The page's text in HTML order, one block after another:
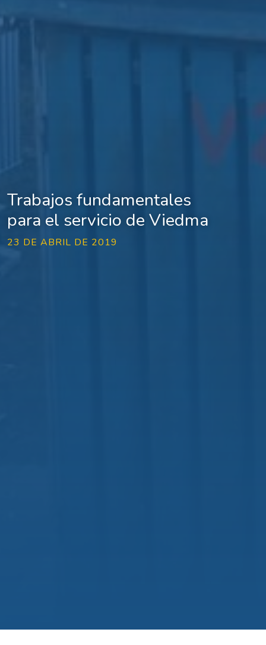
Trabajos fundamentales
para el servicio de Viedma
23 DE ABRIL DE 2019